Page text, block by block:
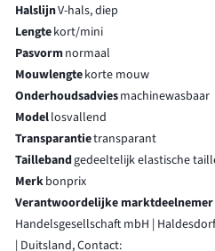
HalslijnV-hals, diep
Lengtekort/mini
Pasvormnormaal
Mouwlengtekorte mouw
Onderhoudsadviesmachinewasbaar
Modellosvallend
Transparantietransparant
Taillebandgedeeltelijk elastische
Merkbonprix
Verantwoordelijke marktdeelnemer
Handelsgesellschaft mbH |
| Duitsland, Contact: